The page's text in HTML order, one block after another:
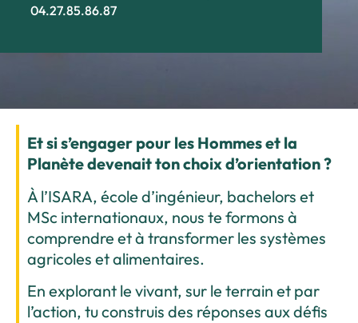
04.27.85.86.87
Et si s’engager pour les Hommes et la
Planète devenait ton choix d’orientation ?
À l’ISARA, école d’ingénieur, bachelors et
MSc internationaux, nous te formons à
comprendre et à transformer les systèmes
agricoles et alimentaires.
En explorant le vivant, sur le terrain et par
l’action, tu construis des réponses aux défis